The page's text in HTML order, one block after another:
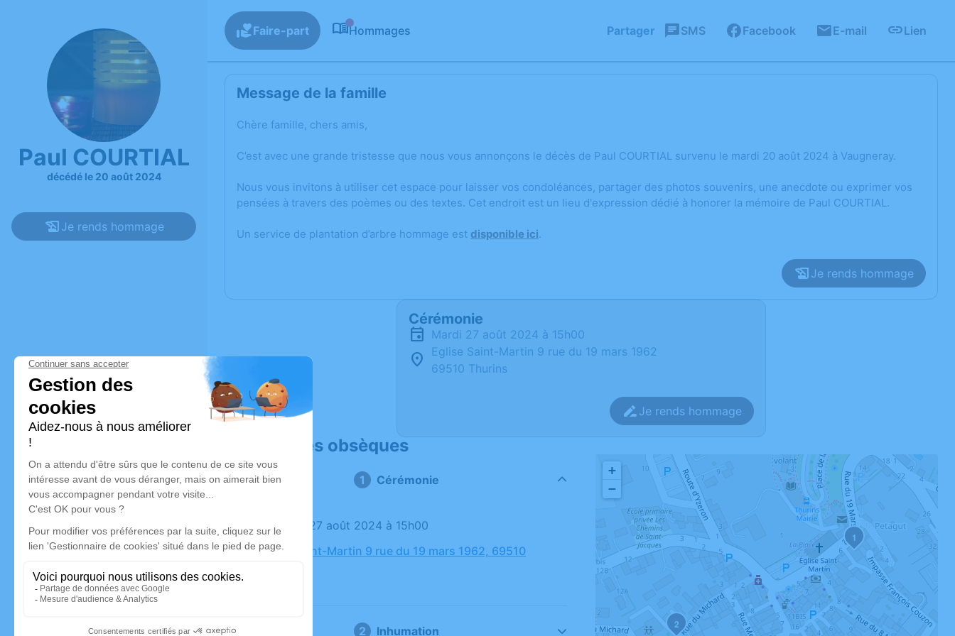
Paul COURTIAL
décédé le 20 août 2024
Je rends hommage
Faire-part Hommages Partager SMS Facebook E-mail Lien
Message de la famille
Chère famille, chers amis,
C’est avec une grande tristesse que nous vous annonçons le décès de Paul COURTIAL survenu le mardi 20 août 2024 à Vaugneray.
Nous vous invitons à utiliser cet espace pour laisser vos condoléances, partager des photos souvenirs, une anecdote ou exprimer vos
pensées à travers des poèmes ou des textes. Cet endroit est un lieu d'expression dédié à honorer la mémoire de Paul COURTIAL.
Un service de plantation d’arbre hommage est disponible ici.
Je rends hommage
Cérémonie
mardi 27 août 2024 à 15h00
Eglise Saint-Martin 9 rue du 19 mars 1962
69510 Thurins
Je rends hommage
Déroulé des obsèques
Cérémonie
Le mardi 27 août 2024 à 15h00
Eglise Saint-Martin 9 rue du 19 mars 1962, 69510
Inhumation
1
2
+
−